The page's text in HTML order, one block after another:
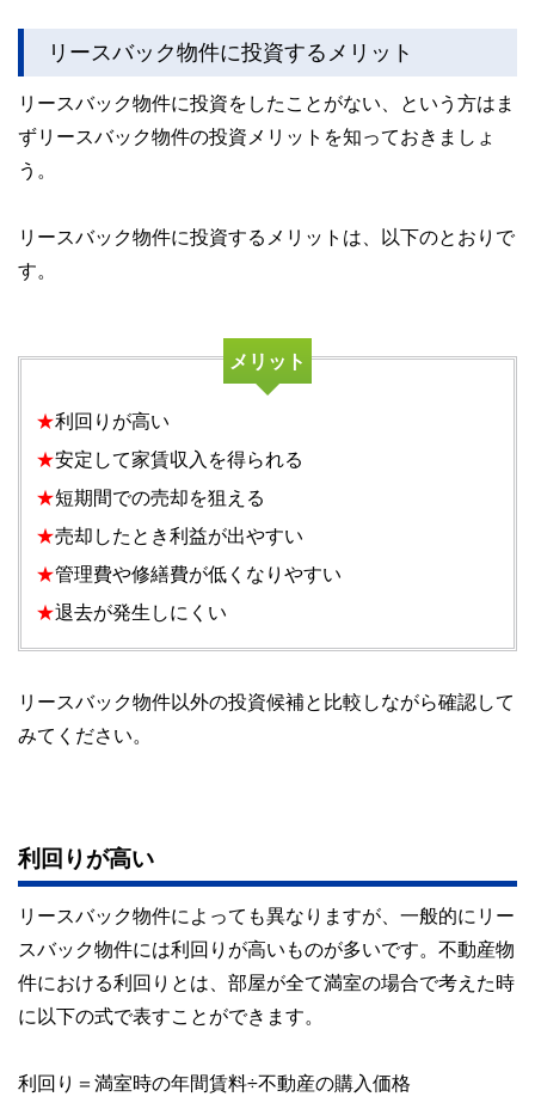
リースバック物件に投資するメリット
リースバック物件に投資をしたことがない、という方はま
ずリースバック物件の投資メリットを知っておきましょ
う。
リースバック物件に投資するメリットは、以下のとおりで
す。
メリット
★利回りが高い
★安定して家賃収入を得られる
★短期間での売却を狙える
★売却したとき利益が出やすい
★管理費や修繕費が低くなりやすい
★退去が発生しにくい
リースバック物件以外の投資候補と比較しながら確認して
みてください。
利回りが高い
リースバック物件によっても異なりますが、一般的にリー
スバック物件には利回りが高いものが多いです。不動産物
件における利回りとは、部屋が全て満室の場合で考えた時
に以下の式で表すことができます。
利回り＝満室時の年間賃料÷不動産の購入価格